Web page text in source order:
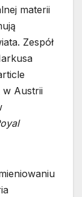
materii
Zespół
w Austrii